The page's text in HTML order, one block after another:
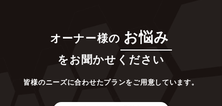
オーナー様の お悩み
をお聞かせください
皆様のニーズに合わせたプランをご用意しています。